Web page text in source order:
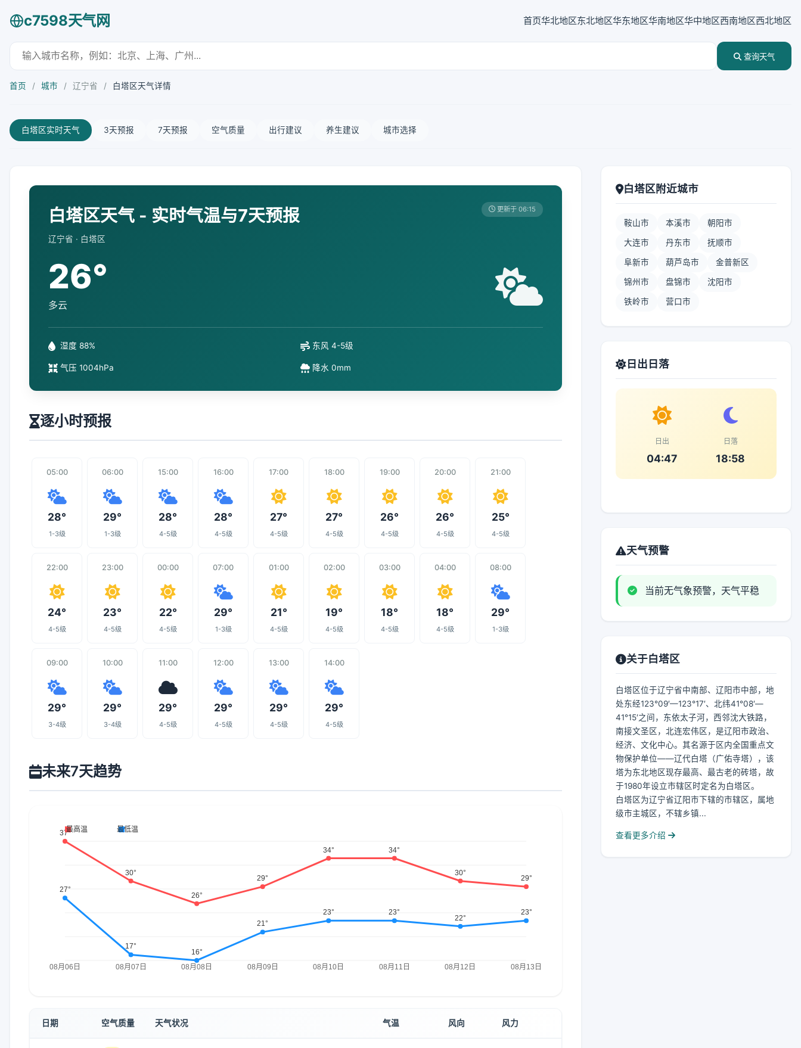
c7598天气网 首页华北地区东北地区华东地区华南地区华中地区西南地区西北地区
查询天气
首页 / 城市 / 辽宁省 / 白塔区天气详情
白塔区实时天气 3天预报 7天预报 空气质量 出行建议 养生建议 城市选择
白塔区天气 - 实时气温与7天预报
辽宁省 · 白塔区
更新于 06:15
26°
多云
湿度 88% 东风 4-5级
气压 1004hPa 降水 0mm
逐小时预报
05:00
28°
1-3级
06:00
29°
1-3级
15:00
28°
4-5级
16:00
28°
4-5级
17:00
27°
4-5级
18:00
27°
4-5级
19:00
26°
4-5级
20:00
26°
4-5级
21:00
25°
4-5级
22:00
24°
4-5级
23:00
23°
4-5级
00:00
22°
4-5级
07:00
29°
1-3级
01:00
21°
4-5级
02:00
19°
4-5级
03:00
18°
4-5级
04:00
18°
4-5级
08:00
29°
1-3级
09:00
29°
3-4级
10:00
29°
3-4级
11:00
29°
4-5级
12:00
29°
4-5级
13:00
29°
4-5级
14:00
29°
4-5级
未来7天趋势
日期 空气质量 天气状况 气温 风向 风力
白塔区附近城市
鞍山市 本溪市 朝阳市
大连市 丹东市 抚顺市
阜新市 葫芦岛市 金普新区
锦州市 盘锦市 沈阳市
铁岭市 营口市
日出日落
日出
04:47
日落
18:58
天气预警
当前无气象预警，天气平稳
关于白塔区
白塔区位于辽宁省中南部、辽阳市中部，地
处东经123°09′—123°17′、北纬41°08′—
41°15′之间，东依太子河，西邻沈大铁路，
南接文圣区，北连宏伟区，是辽阳市政治、
经济、文化中心。其名源于区内全国重点文
物保护单位——辽代白塔（广佑寺塔），该
塔为东北地区现存最高、最古老的砖塔，故
于1980年设立市辖区时定名为白塔区。
白塔区为辽宁省辽阳市下辖的市辖区，属地
级市主城区，不辖乡镇...
查看更多介绍